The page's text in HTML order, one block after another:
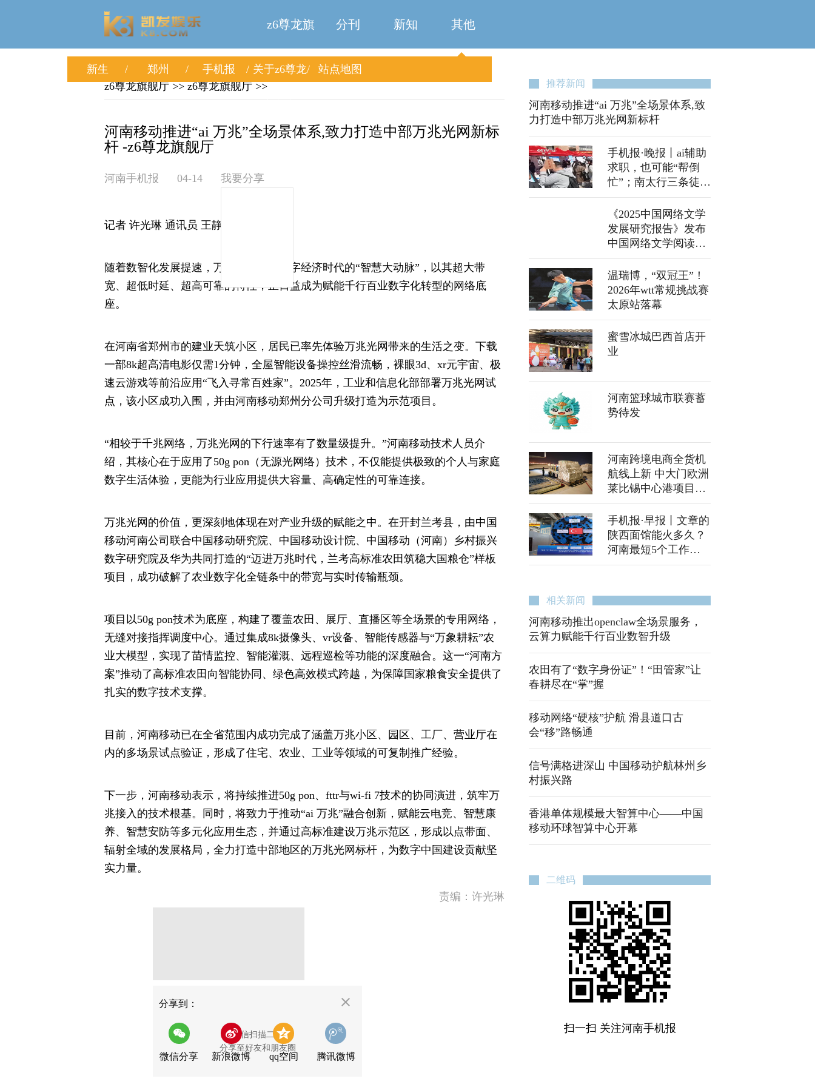
z6尊龙旗
舰厅
分刊 新知 其他
新生 郑州 手机报 关于z6尊龙
站点地图
z6尊龙旗舰厅 >> z6尊龙旗舰厅 >>
河南移动推进“ai 万兆”全场景体系,致力打造中部万兆光网新标
杆 -z6尊龙旗舰厅
河南手机报 04-14 我要分享
记者 许光琳 通讯员 王静
随着数智化发展提速，万兆光网作为数字经济时代的“智慧大动脉”，以其超大带
宽、超低时延、超高可靠的特性，正日益成为赋能千行百业数字化转型的网络底
座。
在河南省郑州市的建业天筑小区，居民已率先体验万兆光网带来的生活之变。下载
一部8k超高清电影仅需1分钟，全屋智能设备操控丝滑流畅，裸眼3d、xr元宇宙、极
速云游戏等前沿应用“飞入寻常百姓家”。2025年，工业和信息化部部署万兆光网试
点，该小区成功入围，并由河南移动郑州分公司升级打造为示范项目。
“相较于千兆网络，万兆光网的下行速率有了数量级提升。”河南移动技术人员介
绍，其核心在于应用了50g pon（无源光网络）技术，不仅能提供极致的个人与家庭
数字生活体验，更能为行业应用提供大容量、高确定性的可靠连接。
万兆光网的价值，更深刻地体现在对产业升级的赋能之中。在开封兰考县，由中国
移动河南公司联合中国移动研究院、中国移动设计院、中国移动（河南）乡村振兴
数字研究院及华为共同打造的“迈进万兆时代，兰考高标准农田筑稳大国粮仓”样板
项目，成功破解了农业数字化全链条中的带宽与实时传输瓶颈。
项目以50g pon技术为底座，构建了覆盖农田、展厅、直播区等全场景的专用网络，
无缝对接指挥调度中心。通过集成8k摄像头、vr设备、智能传感器与“万象耕耘”农
业大模型，实现了苗情监控、智能灌溉、远程巡检等功能的深度融合。这一“河南方
案”推动了高标准农田向智能协同、绿色高效模式跨越，为保障国家粮食安全提供了
扎实的数字技术支撑。
目前，河南移动已在全省范围内成功完成了涵盖万兆小区、园区、工厂、营业厅在
内的多场景试点验证，形成了住宅、农业、工业等领域的可复制推广经验。
下一步，河南移动表示，将持续推进50g pon、fttr与wi-fi 7技术的协同演进，筑牢万
兆接入的技术根基。同时，将致力于推动“ai 万兆”融合创新，赋能云电竞、智慧康
养、智慧安防等多元化应用生态，并通过高标准建设万兆示范区，形成以点带面、
辐射全域的发展格局，全力打造中部地区的万兆光网标杆，为数字中国建设贡献坚
实力量。
责编：许光琳
分享到：
微信分享
用微信扫描二维码
分享至好友和朋友圈
新浪微博 qq空间 腾讯微博
推荐新闻
河南移动推进“ai 万兆”全场景体系,致
力打造中部万兆光网新标杆
手机报·晚报丨ai辅助
求职，也可能“帮倒
忙”；南太行三条徒步
线路临时封闭
《2025中国网络文学
发展研究报告》发布
中国网络文学阅读市
场规模达502.1亿元
温瑞博，“双冠王”！
2026年wtt常规挑战赛
太原站落幕
蜜雪冰城巴西首店开
业
河南篮球城市联赛蓄
势待发
河南跨境电商全货机
航线上新 中大门欧洲
莱比锡中心港项目同
步启动
手机报·早报丨文章的
陕西面馆能火多久？
河南最短5个工作日
可办理身份证
相关新闻
河南移动推出openclaw全场景服务，
云算力赋能千行百业数智升级
农田有了“数字身份证”！“田管家”让
春耕尽在“掌”握
移动网络“硬核”护航 滑县道口古
会“移”路畅通
信号满格进深山 中国移动护航林州乡
村振兴路
香港单体规模最大智算中心——中国
移动环球智算中心开幕
二维码
扫一扫 关注河南手机报